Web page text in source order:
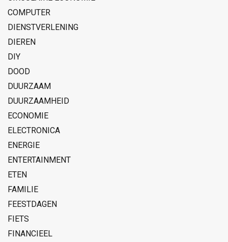
COMPUTER
DIENSTVERLENING
DIEREN
DIY
DOOD
DUURZAAM
DUURZAAMHEID
ECONOMIE
ELECTRONICA
ENERGIE
ENTERTAINMENT
ETEN
FAMILIE
FEESTDAGEN
FIETS
FINANCIEEL